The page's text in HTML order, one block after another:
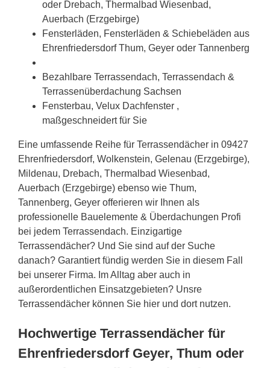
oder Drebach, Thermalbad Wiesenbad,
Auerbach (Erzgebirge)
Fensterläden, Fensterläden & Schiebeläden aus
Ehrenfriedersdorf Thum, Geyer oder Tannenberg
Bezahlbare Terrassendach, Terrassendach &
Terrassenüberdachung Sachsen
Fensterbau, Velux Dachfenster ,
maßgeschneidert für Sie
Eine umfassende Reihe für Terrassendächer in 09427
Ehrenfriedersdorf, Wolkenstein, Gelenau (Erzgebirge),
Mildenau, Drebach, Thermalbad Wiesenbad,
Auerbach (Erzgebirge) ebenso wie Thum,
Tannenberg, Geyer offerieren wir Ihnen als
professionelle Bauelemente & Überdachungen Profi
bei jedem Terrassendach. Einzigartige
Terrassendächer? Und Sie sind auf der Suche
danach? Garantiert fündig werden Sie in diesem Fall
bei unserer Firma. Im Alltag aber auch in
außerordentlichen Einsatzgebieten? Unsre
Terrassendächer können Sie hier und dort nutzen.
Hochwertige Terrassendächer für
Ehrenfriedersdorf Geyer, Thum oder